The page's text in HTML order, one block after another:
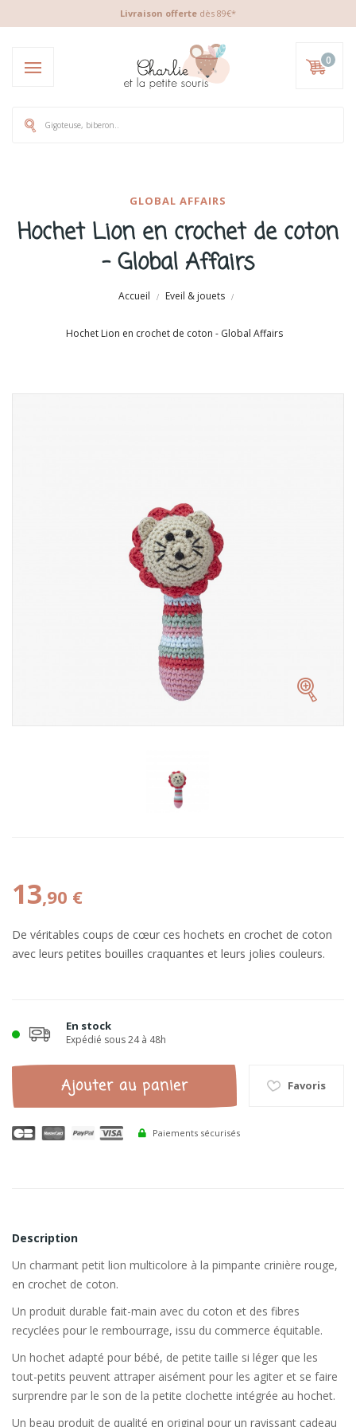
Livraison offerte dès 89€*
0
GLOBAL AFFAIRS
Hochet Lion en crochet de coton
- Global Affairs
Accueil Eveil & jouets
Hochet Lion en crochet de coton - Global Affairs
13,90 €
De véritables coups de cœur ces hochets en crochet de coton
avec leurs petites bouilles craquantes et leurs jolies couleurs.
En stock
Expédié sous 24 à 48h
Ajouter au panier Favoris
Paiements sécurisés
Description
Un charmant petit lion multicolore à la pimpante crinière rouge,
en crochet de coton.
Un produit durable fait-main avec du coton et des fibres
recyclées pour le rembourrage, issu du commerce équitable.
Un hochet adapté pour bébé, de petite taille si léger que les
tout-petits peuvent attraper aisément pour les agiter et se faire
surprendre par le son de la petite clochette intégrée au hochet.
Un beau produit de qualité en original pour un ravissant cadeau